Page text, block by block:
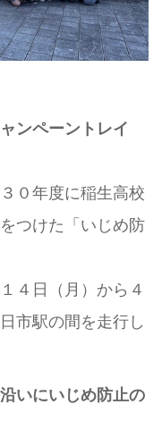
ンペーントレイ
年度に稲生高校
つけた「いじめ防
日（月）から４
市駅の間を走行し
いにいじめ防止の